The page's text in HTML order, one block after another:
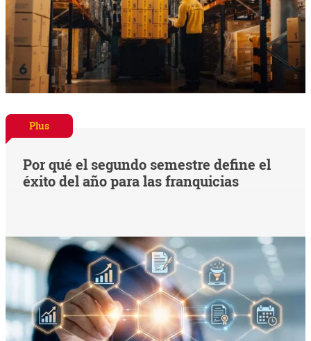
Plus
Por qué el segundo semestre define el
éxito del año para las franquicias